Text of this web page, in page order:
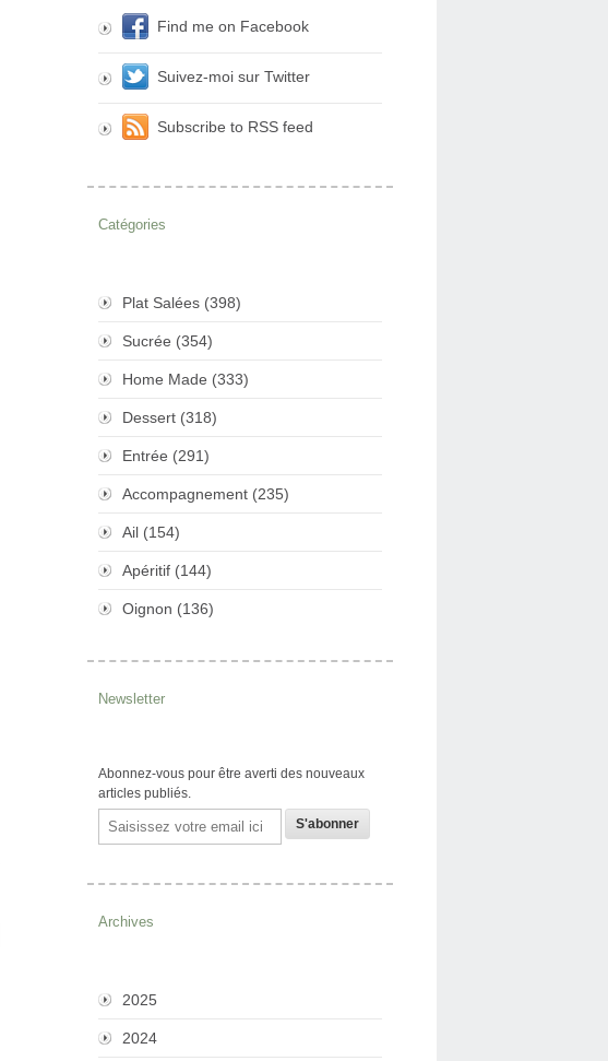
Find me on Facebook
Suivez-moi sur Twitter
Subscribe to RSS feed
Catégories
Plat Salées (398)
Sucrée (354)
Home Made (333)
Dessert (318)
Entrée (291)
Accompagnement (235)
Ail (154)
Apéritif (144)
Oignon (136)
Newsletter
Abonnez-vous pour être averti des nouveaux
articles publiés.
Email
Archives
2025
2024